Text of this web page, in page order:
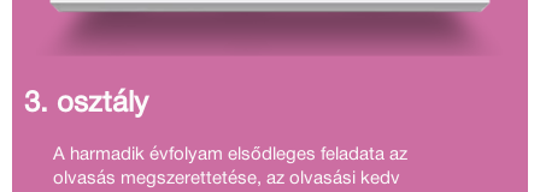
3. osztály
A harmadik évfolyam elsődleges feladata az
olvasás megszerettetése, az olvasási kedv